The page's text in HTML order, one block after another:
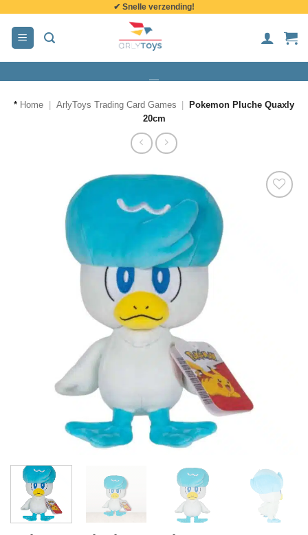
inhoud
✔ Snelle verzending!
* Home ArlyToys Trading Card Games
Pokemon Pluche Quaxly
20cm